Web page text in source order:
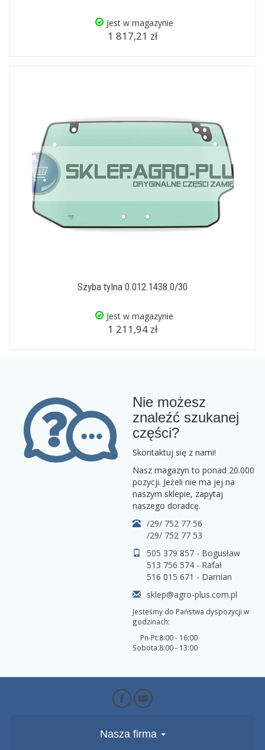
Jest w magazynie
1 817,21 zł
Szyba tylna 0.012.1438.0/30
Jest w magazynie
1 211,94 zł
Nie możesz
znaleźć szukanej
części?
Skontaktuj się z nami!
Nasz magazyn to ponad 20.000
pozycji. Jeżeli nie ma jej na
naszym sklepie, zapytaj
naszego doradcę.
/29/ 752 77 56
/29/ 752 77 53
505 379 857 - Bogusław
513 756 574 - Rafał
516 015 671 - Damian
sklep@agro-plus.com.pl
Jesteśmy do Państwa dyspozycji w
godzinach:
Pn-Pt:
Sobota:
8:00 - 16:00
8:00 - 13:00
Nasza firma